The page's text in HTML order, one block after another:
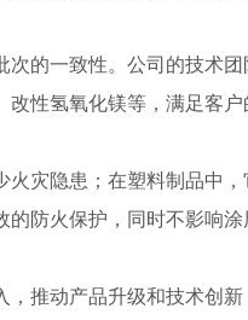
的一致性。公司的技术
性氢氧化镁等，满足客户
灾隐患；在塑料制品中
防火保护，同时不影响涂
推动产品升级和技术创